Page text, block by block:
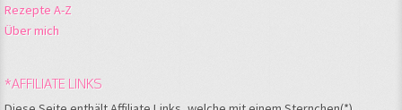
Rezepte A-Z
Über mich
*AFFILIATE LINKS